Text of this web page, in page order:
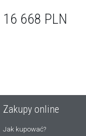
16 668 PLN
Zakupy online
Jak kupować?